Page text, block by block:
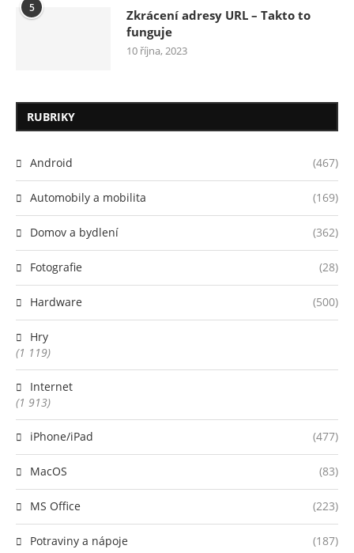
5
Zkrácení adresy URL – Takto to
funguje
10 října, 2023
RUBRIKY
Android (467)
Automobily a mobilita (169)
Domov a bydlení (362)
Fotografie (28)
Hardware (500)
Hry
(1 119)
Internet
(1 913)
iPhone/iPad (477)
MacOS (83)
MS Office (223)
Potraviny a nápoje (187)